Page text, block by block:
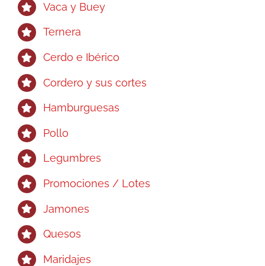
en
la
página
de
producto
Vaca y Buey
Ternera
Cerdo e Ibérico
Cordero y sus cortes
Hamburguesas
Pollo
Legumbres
Promociones / Lotes
Jamones
Quesos
Maridajes